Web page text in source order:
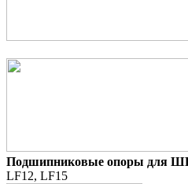
Подшипниковые опоры для
LF12, LF15